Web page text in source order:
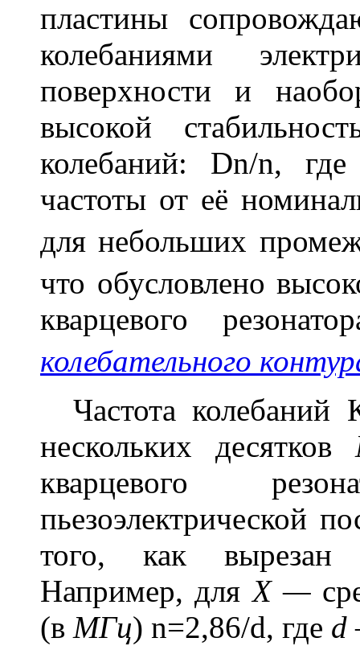
пластины
колебаниями
поверхности и
высокой
колебаний: Dn/n,
частоты от её
для небольших
что обусловлено
кварцевого
колебательного
Частота колебаний
нескольких десятков
кварцевого
пьезоэлектрической
того, как вырезан
Например, дляХ —
(в МГц) n=2,86/d, где